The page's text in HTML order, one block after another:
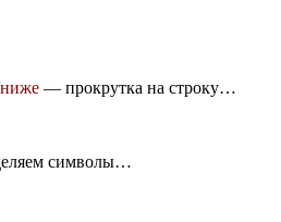
— прокрутка на строку…
символы…